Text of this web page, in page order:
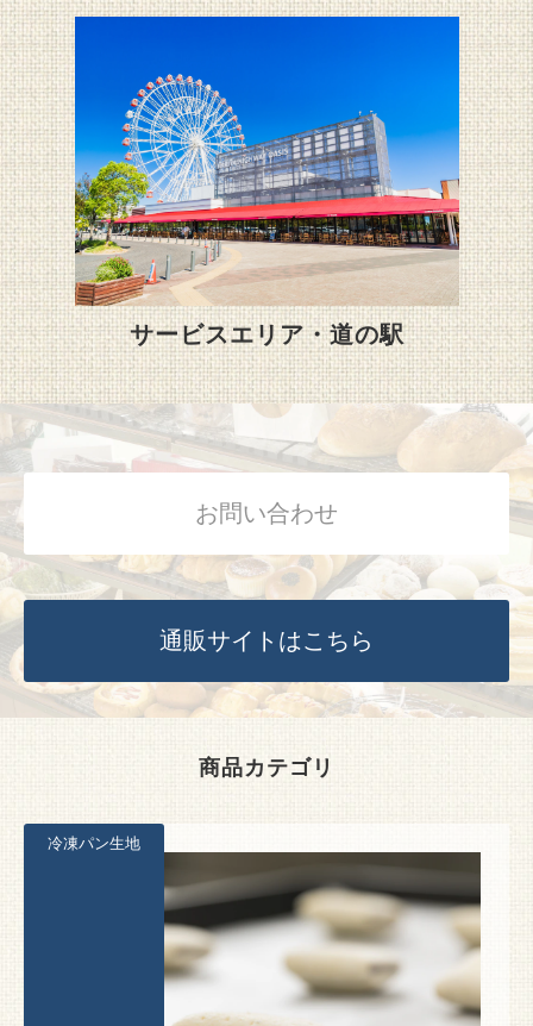
サービスエリア・道の駅
お問い合わせ
通販サイトはこちら
商品カテゴリ
冷凍パン生地